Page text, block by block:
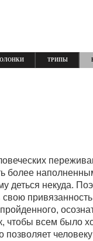
ТРИПЫ
более
деться некуда.
свою
чтобы всем было